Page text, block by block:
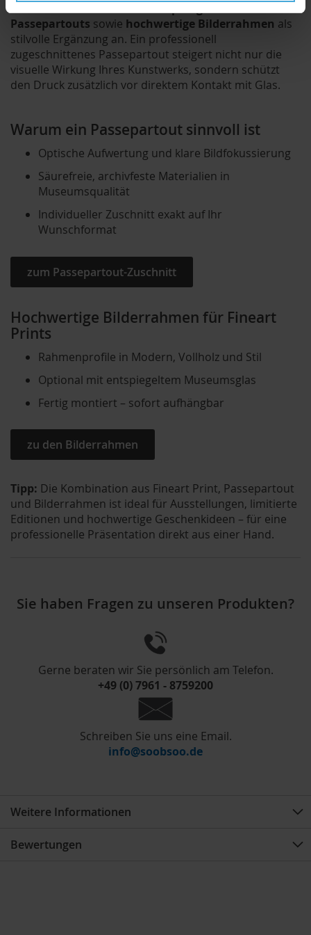
Schliff:Auf Wunsch bieten wirpassgenaue
Passepartouts sowie hochwertige Bilderrahmen als
stilvolle Ergänzung an. Ein professionell
zugeschnittenes Passepartout steigert nicht nur die
visuelle Wirkung Ihres Kunstwerks, sondern schützt
den Druck zusätzlich vor direktem Kontakt mit Glas.
Warum ein Passepartout sinnvoll ist
Optische Aufwertung und klare Bildfokussierung
Säurefreie, archivfeste Materialien in
Museumsqualität
Individueller Zuschnitt exakt auf Ihr
Wunschformat
zum Passepartout-Zuschnitt
Hochwertige Bilderrahmen für Fineart
Prints
Rahmenprofile in Modern, Vollholz und Stil
Optional mit entspiegeltem Museumsglas
Fertig montiert – sofort aufhängbar
zu den Bilderrahmen
Tipp: Die Kombination aus Fineart Print, Passepartout
und Bilderrahmen ist ideal für Ausstellungen, limitierte
Editionen und hochwertige Geschenkideen – für eine
professionelle Präsentation direkt aus einer Hand.
Sie haben Fragen zu unseren Produkten?
Gerne beraten wir Sie persönlich am Telefon.
+49 (0) 7961 - 8759200
Schreiben Sie uns eine Email.
info@soobsoo.de
Weitere Informationen
Bewertungen